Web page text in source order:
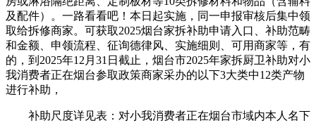
及配件）。一路看看吧！本日起实施，同一申报审核后集中领
取给拆修商家。可获取2025烟台家拆补助申请入口、补助范畴
和金额、申领流程、征询德律风、实施细则、可用商家等，有
的，到2025年12月31日截止，烟台市2025年家拆厨卫补助对小
我消费者正在烟台参取政策商家采办的以下3大类中12类产物
进行补助，
补助尺度详见表：对小我消费者正在烟台市域内本人名下